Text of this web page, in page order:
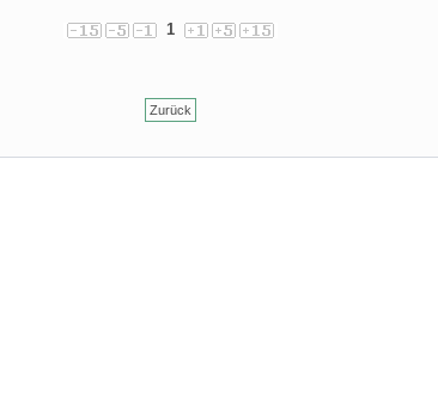
1
Zurück